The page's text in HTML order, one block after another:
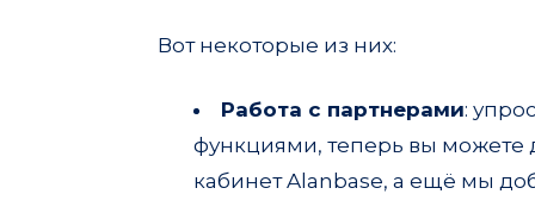
Вот некоторые из них:
Работа с партнерами:
функциями, теперь вы можете
кабинет Alanbase, а ещё мы